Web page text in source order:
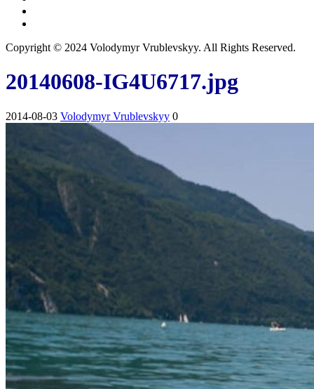
Copyright © 2024 Volodymyr Vrublevskyy. All Rights Reserved.
20140608-IG4U6717.jpg
2014-08-03 Volodymyr Vrublevskyy 0